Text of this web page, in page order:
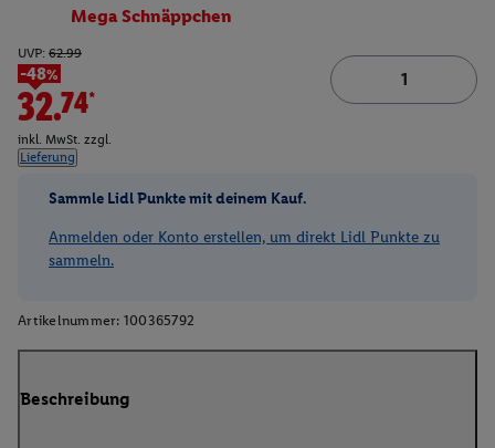
Mega Schnäppchen
UVP: 62.99
-48%
32.74*
inkl. MwSt. zzgl.
Lieferung
Sammle Lidl Punkte mit deinem Kauf.
Anmelden oder Konto erstellen, um direkt Lidl Punkte zu
sammeln.
Artikelnummer: 100365792
Beschreibung